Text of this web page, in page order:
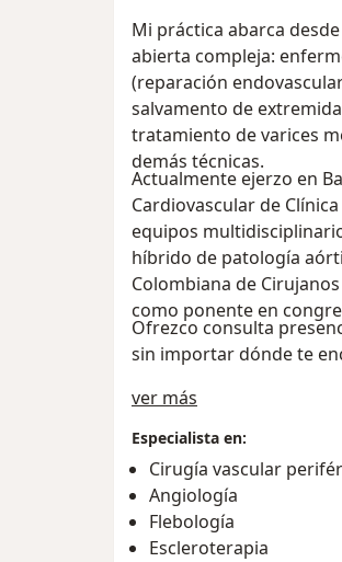
Mi práctica abarca
abierta compleja:
(reparación
salvamento de
tratamiento de varices
demás técnicas.
Actualmente ejerzo en
Cardiovascular de
equipos
híbrido de patología
Colombiana de
como ponente en
Ofrezco consulta
sin importar dónde te
ver más
Especialista en:
Cirugía vascular
Angiología
Flebología
Escleroterapia